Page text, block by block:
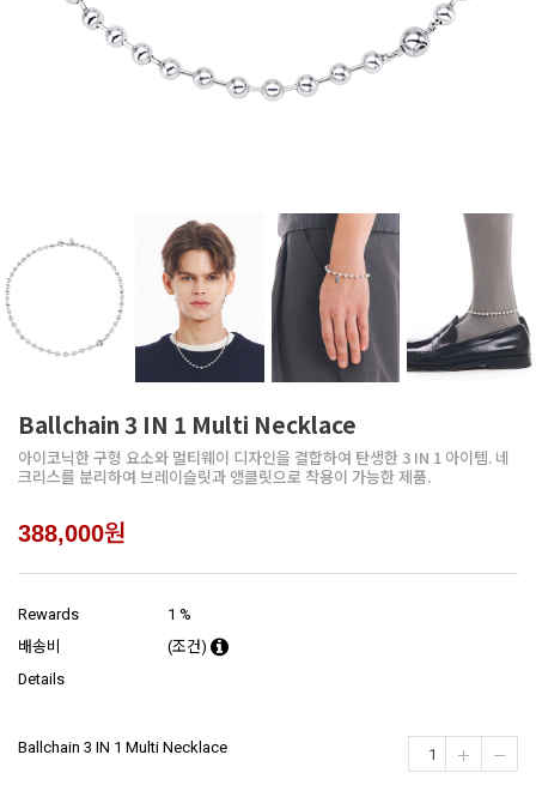
Ballchain 3 IN 1 Multi Necklace
아이코닉한 구형 요소와 멀티웨이 디자인을 결합하여 탄생한 3 IN 1 아이템. 네
크리스를 분리하여 브레이슬릿과 앵클릿으로 착용이 가능한 제품.
388,000원
Rewards
1 %
배송비
(조건)
Details
Ballchain 3 IN 1 Multi Necklace